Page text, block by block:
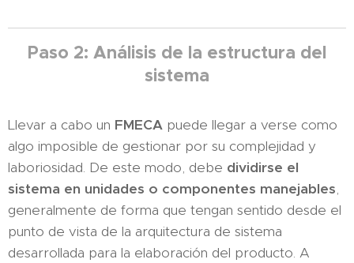
Paso 2: Análisis de la estructura del
sistema
Llevar a cabo un FMECA puede llegar a verse como
algo imposible de gestionar por su complejidad y
laboriosidad. De este modo, debe dividirse el
sistema en unidades o componentes manejables,
generalmente de forma que tengan sentido desde el
punto de vista de la arquitectura de sistema
desarrollada para la elaboración del producto. A